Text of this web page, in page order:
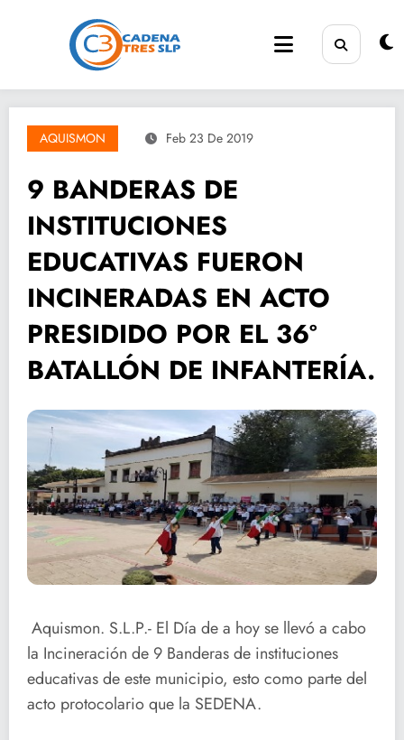
AQUISMON Feb 23 De 2019
9 BANDERAS DE
INSTITUCIONES
EDUCATIVAS FUERON
INCINERADAS EN ACTO
PRESIDIDO POR EL 36º
BATALLÓN DE INFANTERÍA.
Aquismon. S.L.P.- El Día de a hoy se llevó a cabo
la Incineración de 9 Banderas de instituciones
educativas de este municipio, esto como parte del
acto protocolario que la SEDENA.